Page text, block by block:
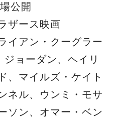
公開
ザース映画
イアン・クーグラー
ョーダン、ヘイリ
、マイルズ・ケイト
ネル、ウンミ・モサ
ソン、オマー・ベン